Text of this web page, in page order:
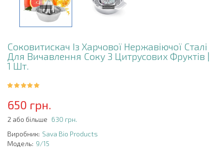
Соковитискач Із Харчової Нержавіючої Сталі
Для Вичавлення Соку З Цитрусових Фруктів |
1 Шт.
650 грн.
2 або більше 630 грн.
Виробник: Sava Bio Products
Модель: 9/15